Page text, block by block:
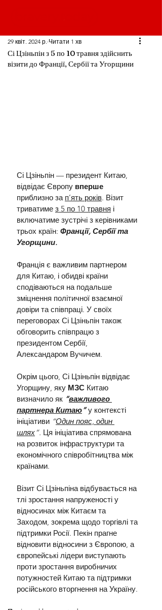
Сі Цзіньпін з 5 по 10 травня здійснить
візити до Франції, Сербії та Угорщини
29 квіт. 2024 р. Читати 1 хв
Сі Цзіньпін — президент Китаю,
відвідає Європу вперше
приблизно за п’ять років. Візит
триватиме з 5 по 10 травня і
включатиме зустрічі з керівниками
трьох країн: Франції, Сербії та
Угорщини.
Франція є важливим партнером
для Китаю, і обидві країни
сподіваються на подальше
зміцнення політичної взаємної
довіри та співпраці. У своїх
переговорах Сі Цзіньпін також
обговорить співпрацю з
президентом Сербії,
Александаром Вучичем.
Окрім цього, Сі Цзіньпін відвідає
Угорщину, яку МЗС Китаю
визначило як “важливого
партнера Китаю” у контексті
ініціативи “Один пояс, один
шлях”. Ця ініціатива спрямована
на розвиток інфраструктури та
економічного співробітництва між
країнами.
Візит Сі Цзіньпіна відбувається на
тлі зростання напруженості у
відносинах між Китаєм та
Заходом, зокрема щодо торгівлі та
підтримки Росії. Пекін прагне
відновити відносини з Європою, а
європейські лідери виступають
проти зростання виробничих
потужностей Китаю та підтримки
російського вторгнення на Україну.